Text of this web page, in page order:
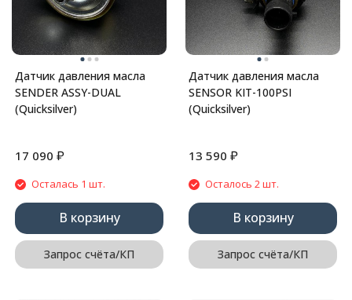
Датчик давления масла
SENDER ASSY-DUAL
(Quicksilver)
17 090 ₽
Осталась 1 шт.
В корзину
Запрос счёта/КП
Датчик давления масла
SENSOR KIT-100PSI
(Quicksilver)
13 590 ₽
Осталось 2 шт.
В корзину
Запрос счёта/КП